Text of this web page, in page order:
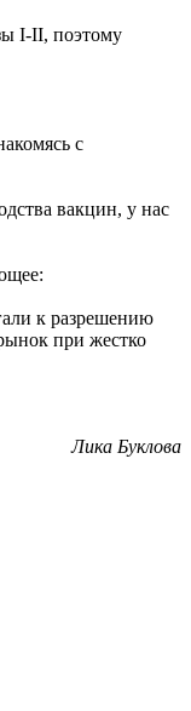
I-II, поэтому
с
вакцин, у нас
к разрешению
при жестко
Лика Буклова